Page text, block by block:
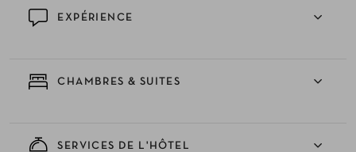
EXPÉRIENCE
CHAMBRES & SUITES
SERVICES DE L'HÔTEL